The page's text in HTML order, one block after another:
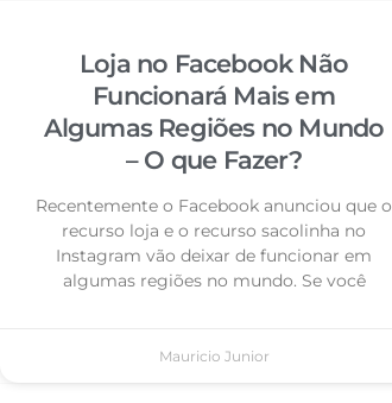
Loja no Facebook Não
Funcionará Mais em
Algumas Regiões no Mundo
– O que Fazer?
Recentemente o Facebook anunciou que o
recurso loja e o recurso sacolinha no
Instagram vão deixar de funcionar em
algumas regiões no mundo. Se você
Mauricio Junior